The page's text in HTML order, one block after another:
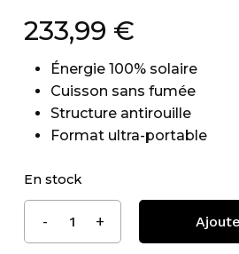
233,99 €
Énergie 100% solaire
Cuisson sans fumée
Structure antirouille
Format ultra-portable
En stock